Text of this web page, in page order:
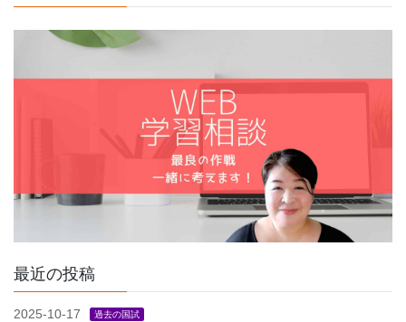
最近の投稿
2025-10-17 過去の国試